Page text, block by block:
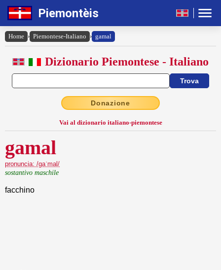
Piemontèis
Home › Piemontese-Italiano › gamal
Dizionario Piemontese - Italiano
Donazione
Vai al dizionario italiano-piemontese
gamal
pronuncia: /gaˈmal/
sostantivo maschile
facchino